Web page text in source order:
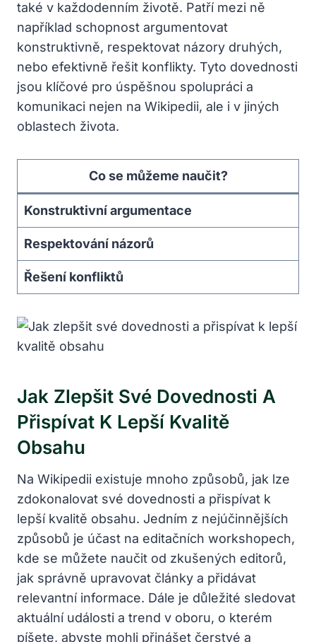
také v každodenním životě. Patří mezi ně
například schopnost argumentovat
konstruktivně, respektovat názory druhých,
nebo efektivně řešit konflikty. Tyto dovednosti
jsou klíčové pro úspěšnou spolupráci a
komunikaci nejen na Wikipedii, ale i v jiných
oblastech života.
Co se můžeme naučit?
Konstruktivní argumentace
Respektování názorů
Řešení konfliktů
Jak Zlepšit Své Dovednosti A
Přispívat K Lepší Kvalitě
Obsahu
Na Wikipedii existuje mnoho způsobů, jak lze
zdokonalovat své dovednosti a přispívat k
lepší kvalitě obsahu. Jedním z nejúčinnějších
způsobů je účast na editačních workshopech,
kde se můžete naučit od zkušených editorů,
jak správně upravovat články a přidávat
relevantní informace. Dále je důležité sledovat
aktuální události a trend v oboru, o kterém
píšete, abyste mohli přinášet čerstvé a